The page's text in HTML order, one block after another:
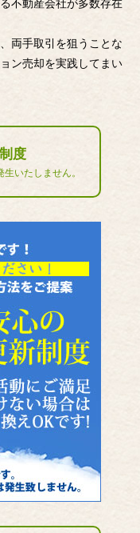
不動産会社が多数存在
両手取引を狙うことな
ン売却を実践してまい
度
いたしません。